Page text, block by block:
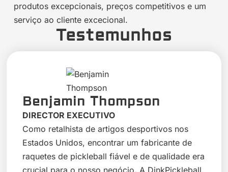
produtos excepcionais, preços competitivos e um
serviço ao cliente excecional.
Testemunhos
Benjamin Thompson
DIRECTOR EXECUTIVO
Como retalhista de artigos desportivos nos
Estados Unidos, encontrar um fabricante de
raquetes de pickleball fiável e de qualidade era
crucial para o nosso negócio. A DinkPickleball